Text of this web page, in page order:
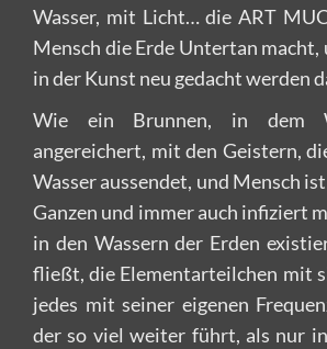
Wasser, mit Licht… die ART
Mensch die Erde Untertan macht,
in der Kunst neu gedacht werden
Wie ein Brunnen, in dem
angereichert, mit den Geistern,
Wasser aussendet, und Mensch
Ganzen und immer auch infiziert
in den Wassern der Erden
fließt, die Elementarteilchen mit
jedes mit seiner eigenen
der so viel weiter führt, als nur